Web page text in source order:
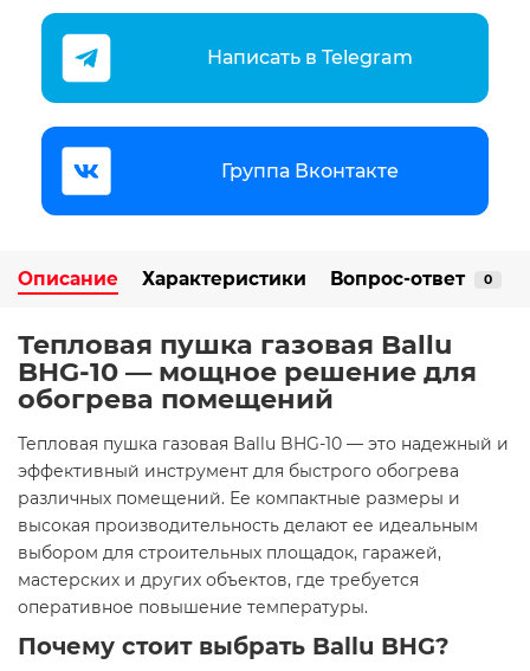
Написать в Telegram
Группа Вконтакте
Описание Характеристики Вопрос-ответ 0
Тепловая пушка газовая Ballu
BHG-10 — мощное решение для
обогрева помещений​
Тепловая пушка газовая Ballu BHG-10 — это надежный и
эффективный инструмент для быстрого обогрева
различных помещений. Ее компактные размеры и
высокая производительность делают ее идеальным
выбором для строительных площадок, гаражей,
мастерских и других объектов, где требуется
оперативное повышение температуры.​
Почему стоит выбрать Ballu BHG?